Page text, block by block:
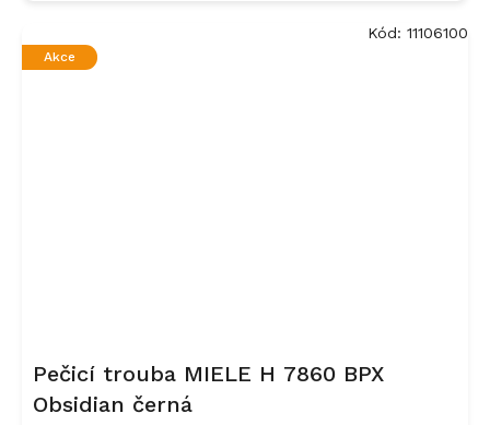
Akce
Pečicí trouba MIELE H 7860 BPX
Obsidian černá
Kód: 11106100